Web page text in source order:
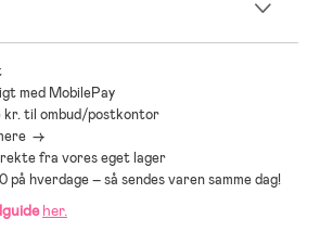
med MobilePay
til ombud/postkontor
->
fra vores eget lager
på hverdage – så sendes varen samme dag!
her.